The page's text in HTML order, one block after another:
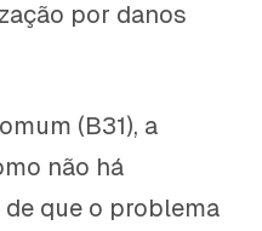
por danos
(B31), a
não há
que o problema